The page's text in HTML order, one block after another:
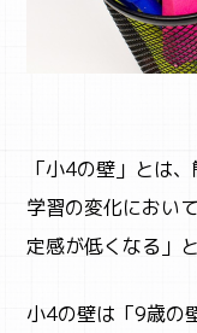
「小4の壁」とは
学習の変化におい
定感が低くなる」
小4の壁は「9歳の